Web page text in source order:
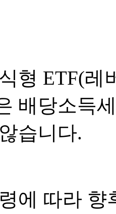
형 ETF(레
배당소득
습니다.
에 따라 향